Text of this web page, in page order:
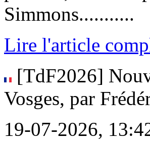
Simmons...........
Lire l'article
[TdF2026]
Vosges, par
19-07-2026,